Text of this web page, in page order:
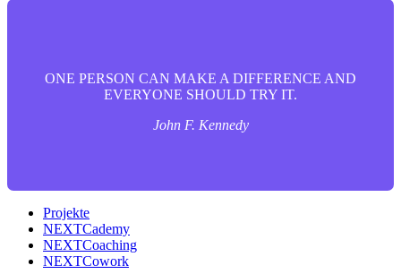
ONE PERSON CAN MAKE A DIFFERENCE AND
EVERYONE SHOULD TRY IT.
John F. Kennedy
Projekte
NEXTCademy
NEXTCoaching
NEXTCowork